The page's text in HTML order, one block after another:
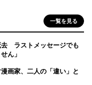
一覧を見る
去 ラストメッセージでも
ん」
画家、二人の「違い」と